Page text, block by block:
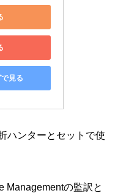
見る
ハンターとセットで使
Managementの監訳と